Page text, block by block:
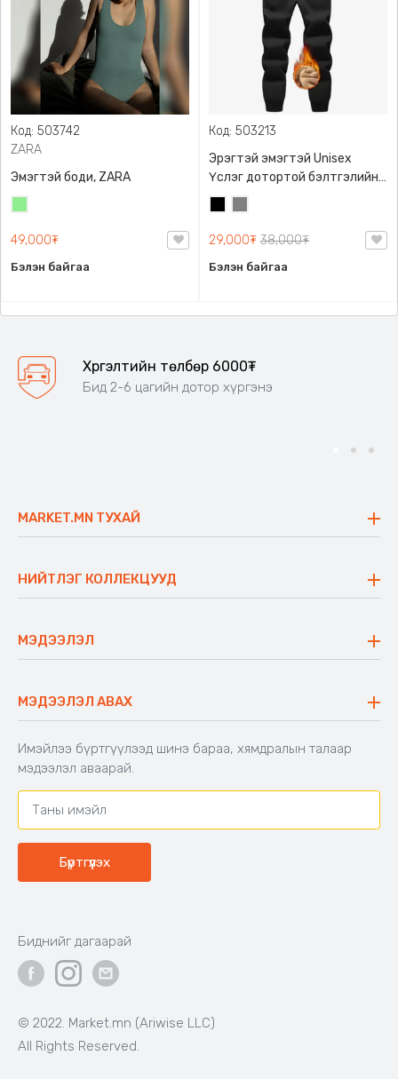
Код: 503742
ZARA
Эмэгтэй боди, ZARA
49,000₮
Бэлэн байгаа
Код: 503213
Эрэгтэй эмэгтэй Unisex
Үслэг дотортой бэлтгэлийн
өмд,
29,000₮ 38,000₮
Бэлэн байгаа
Хүргэлтийн төлбөр 6000₮
Бид 2-6 цагийн дотор хүргэнэ
MARKET.MN ТУХАЙ
Үнэт зүйлс
Ажлын байр
Блог
НИЙТЛЭГ КОЛЛЕКЦУУД
Сүүдрэвч
Аяны ширээ
Аяны түшлэгтэй сандал
МЭДЭЭЛЭЛ
Буцаалтын журам
Захиалга шалгах
Хамтран ажиллах
Холбоо барих
МЭДЭЭЛЭЛ АВАХ
Имэйлээ бүртгүүлээд шинэ бараа, хямдралын талаар
мэдээлэл аваарай.
Бүртгүүлэх
© 2022. Market.mn (Ariwise LLC)
All Rights Reserved.
Биднийг дагаарай